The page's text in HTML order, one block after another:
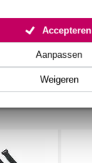
Weigeren
Aanpassen
Accepteren